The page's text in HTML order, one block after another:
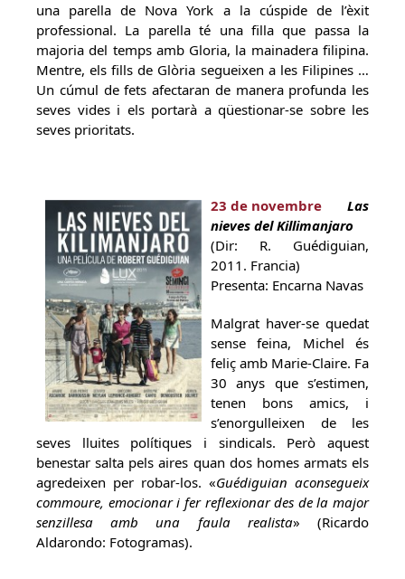
una parella de Nova York a la cúspide de l’èxit
professional. La parella té una filla que passa la
majoria del temps amb Gloria, la mainadera filipina.
Mentre, els fills de Glòria segueixen a les Filipines …
Un cúmul de fets afectaran de manera profunda les
seves vides i els portarà a qüestionar-se sobre les
seves prioritats.
23 de novembre Las
nieves del Killimanjaro
(Dir: R. Guédiguian,
2011. Francia)
Presenta: Encarna Navas
Malgrat haver-se quedat
sense feina, Michel és
feliç amb Marie-Claire. Fa
30 anys que s’estimen,
tenen bons amics, i
s’enorgulleixen de les
seves lluites polítiques i sindicals. Però aquest
benestar salta pels aires quan dos homes armats els
agredeixen per robar-los. «Guédiguian aconsegueix
commoure, emocionar i fer reflexionar des de la major
senzillesa amb una faula realista» (Ricardo
Aldarondo: Fotogramas).